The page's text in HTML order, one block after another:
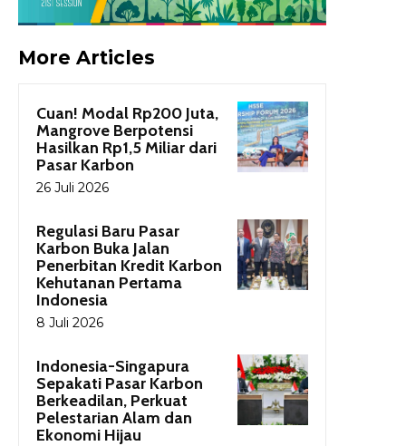
More Articles
Cuan! Modal Rp200 Juta,
Mangrove Berpotensi
Hasilkan Rp1,5 Miliar dari
Pasar Karbon
26 Juli 2026
Regulasi Baru Pasar
Karbon Buka Jalan
Penerbitan Kredit Karbon
Kehutanan Pertama
Indonesia
8 Juli 2026
Indonesia-Singapura
Sepakati Pasar Karbon
Berkeadilan, Perkuat
Pelestarian Alam dan
Ekonomi Hijau